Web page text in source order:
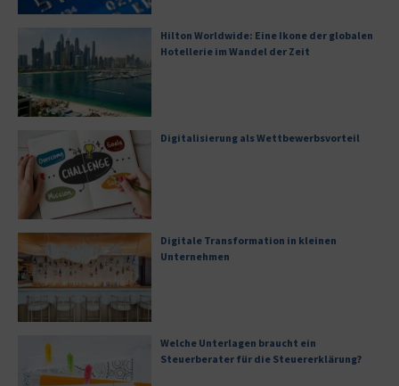
Hilton Worldwide: Eine Ikone der globalen
Hotellerie im Wandel der Zeit
Digitalisierung als Wettbewerbsvorteil
Digitale Transformation in kleinen
Unternehmen
Welche Unterlagen braucht ein
Steuerberater für die Steuererklärung?